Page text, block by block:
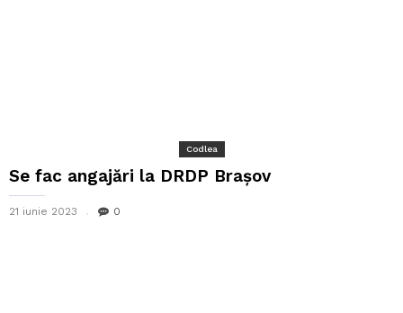
Codlea
Se fac angajări la DRDP Brașov
21 iunie 2023 0